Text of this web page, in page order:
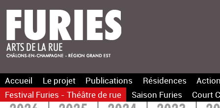
Accueil Le projet Publications Résidences
Festival Furies - Théâtre de rue
Saison Furies Court